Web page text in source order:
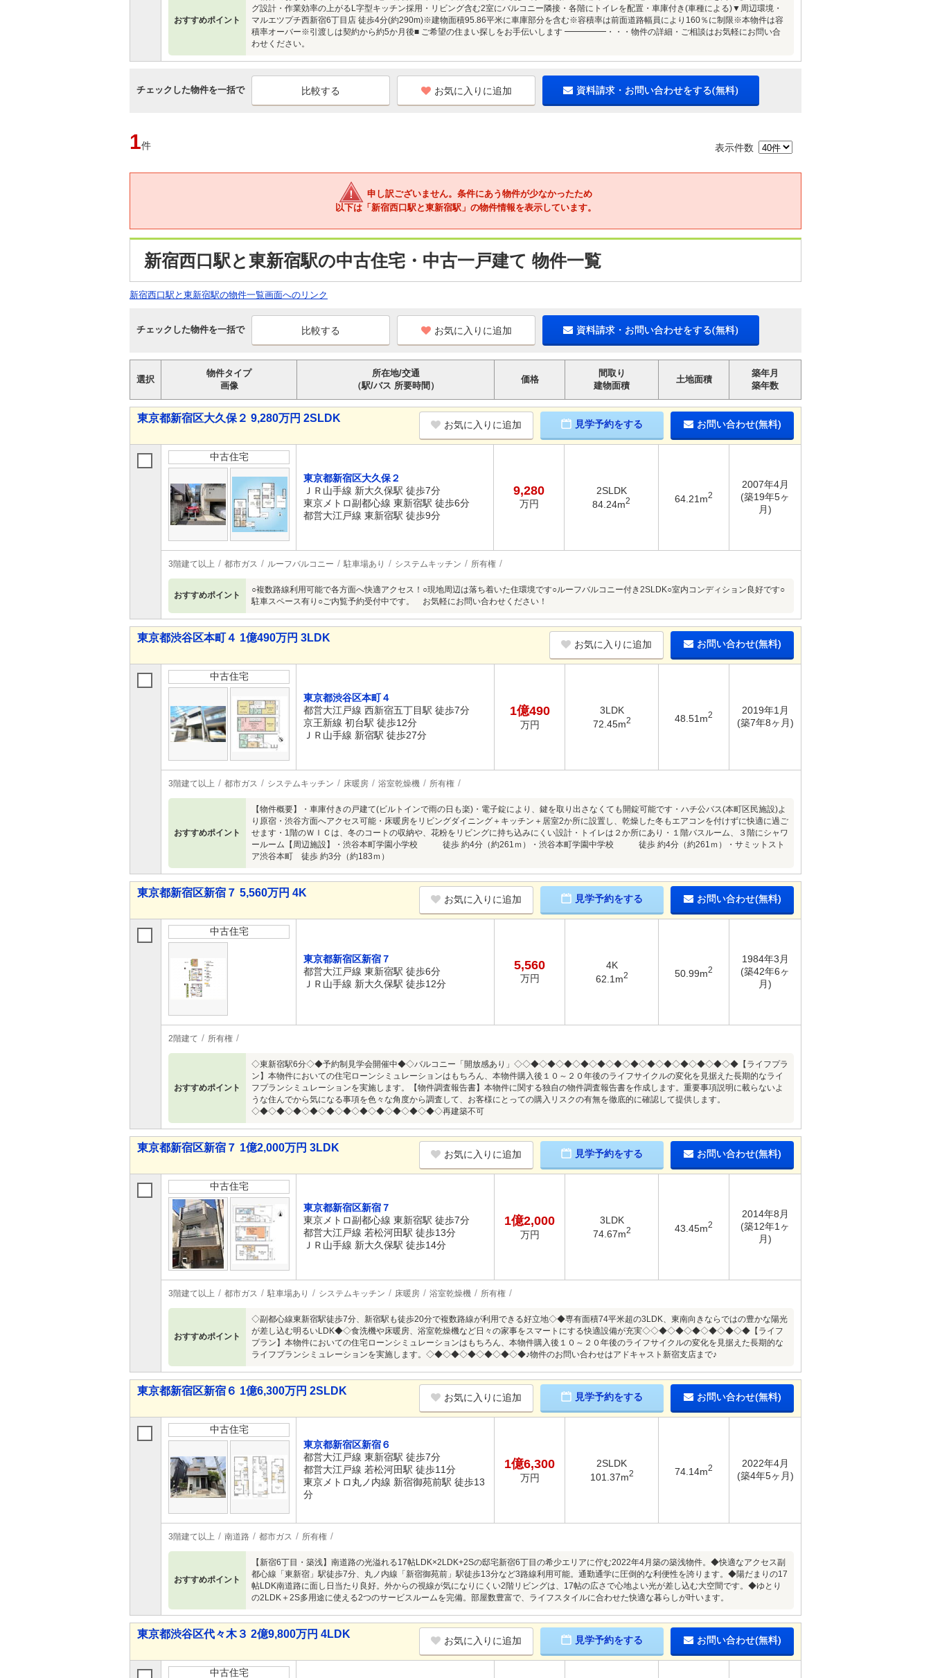
おすすめポイント
グ設計・作業効率の上がるL字型キッチン採用・リビング含む2室にバルコニー隣接・各階にトイレを配置・車庫付き(車種による)▼周辺環境・
マルエツプチ西新宿6丁目店 徒歩4分(約290m)※建物面積95.86平米に車庫部分を含む※容積率は前面道路幅員により160％に制限※本物件は容
積率オーバー※引渡しは契約から約5か月後■ ご希望の住まい探しをお手伝いします ━━━━━・・・物件の詳細・ご相談はお気軽にお問い合
わせください。
チェックした物件を一括で お気に入りに追加 資料請求・お問い合わせをする(無料)
1件 表示件数
申し訳ございません。条件にあう物件が少なかったため
以下は「新宿西口駅と東新宿駅」の物件情報を表示しています。
新宿西口駅と東新宿駅の中古住宅・中古一戸建て 物件一覧
新宿西口駅と東新宿駅の物件一覧画面へのリンク
チェックした物件を一括で お気に入りに追加 資料請求・お問い合わせをする(無料)
選択
物件タイプ
画像
所在地/交通
（駅/バス 所要時間）
価格
間取り
建物面積
土地面積
築年月
築年数
東京都新宿区大久保２ 9,280万円 2SLDK
お気に入りに追加 見学予約をする お問い合わせ(無料)
中古住宅
東京都新宿区大久保２
ＪＲ山手線 新大久保駅 徒歩7分
東京メトロ副都心線 東新宿駅 徒歩6分
都営大江戸線 東新宿駅 徒歩9分
9,280
万円
2SLDK
84.24m2 64.21m2
2007年4月
(築19年5ヶ
月)
3階建て以上 都市ガス ルーフバルコニー 駐車場あり システムキッチン 所有権
おすすめポイント
○複数路線利用可能で各方面へ快適アクセス！○現地周辺は落ち着いた住環境です○ルーフバルコニー付き2SLDK○室内コンディション良好です○
駐車スペース有り○ご内覧予約受付中です。 お気軽にお問い合わせください！
東京都渋谷区本町４ 1億490万円 3LDK
お気に入りに追加 お問い合わせ(無料)
中古住宅
東京都渋谷区本町４
都営大江戸線 西新宿五丁目駅 徒歩7分
京王新線 初台駅 徒歩12分
ＪＲ山手線 新宿駅 徒歩27分
1億490
万円
3LDK
72.45m2 48.51m2
2019年1月
(築7年8ヶ月)
3階建て以上 都市ガス システムキッチン 床暖房 浴室乾燥機 所有権
おすすめポイント
【物件概要】・車庫付きの戸建て(ビルトインで雨の日も楽)・電子錠により、鍵を取り出さなくても開錠可能です・ハチ公バス(本町区民施設)よ
り原宿・渋谷方面へアクセス可能・床暖房をリビングダイニング＋キッチン＋居室2か所に設置し、乾燥した冬もエアコンを付けずに快適に過ご
せます・1階のＷＩＣは、冬のコートの収納や、花粉をリビングに持ち込みにくい設計・トイレは２か所にあり・１階バスルーム、３階にシャワ
ールーム【周辺施設】・渋谷本町学園小学校 徒歩 約4分（約261ｍ）・渋谷本町学園中学校 徒歩 約4分（約261ｍ）・サミットスト
ア渋谷本町 徒歩 約3分（約183ｍ）
東京都新宿区新宿７ 5,560万円 4K
お気に入りに追加 見学予約をする お問い合わせ(無料)
中古住宅
東京都新宿区新宿７
都営大江戸線 東新宿駅 徒歩6分
ＪＲ山手線 新大久保駅 徒歩12分
5,560
万円
4K
62.1m2 50.99m2
1984年3月
(築42年6ヶ
月)
2階建て 所有権
おすすめポイント
◇東新宿駅6分◇◆予約制見学会開催中◆◇バルコニー「開放感あり」◇◇◆◇◆◇◆◇◆◇◆◇◆◇◆◇◆◇◆◇◆◇◆◇◆◇◆【ライフプラ
ン】本物件においての住宅ローンシミュレーションはもちろん、本物件購入後１０～２０年後のライフサイクルの変化を見据えた長期的なライ
フプランシミュレーションを実施します。【物件調査報告書】本物件に関する独自の物件調査報告書を作成します。重要事項説明に載らないよ
うな住んでから気になる事項を色々な角度から調査して、お客様にとっての購入リスクの有無を徹底的に確認して提供します。
◇◆◇◆◇◆◇◆◇◆◇◆◇◆◇◆◇◆◇◆◇◆◇再建築不可
東京都新宿区新宿７ 1億2,000万円 3LDK
お気に入りに追加 見学予約をする お問い合わせ(無料)
中古住宅
東京都新宿区新宿７
東京メトロ副都心線 東新宿駅 徒歩7分
都営大江戸線 若松河田駅 徒歩13分
ＪＲ山手線 新大久保駅 徒歩14分
1億2,000
万円
3LDK
74.67m2 43.45m2
2014年8月
(築12年1ヶ
月)
3階建て以上 都市ガス 駐車場あり システムキッチン 床暖房 浴室乾燥機 所有権
おすすめポイント
◇副都心線東新宿駅徒歩7分、新宿駅も徒歩20分で複数路線が利用できる好立地◇◆専有面積74平米超の3LDK、東南向きならではの豊かな陽光
が差し込む明るいLDK◆◇食洗機や床暖房、浴室乾燥機など日々の家事をスマートにする快適設備が充実◇◇◆◇◆◇◆◇◆◇◆◇◆【ライフ
プラン】本物件においての住宅ローンシミュレーションはもちろん、本物件購入後１０～２０年後のライフサイクルの変化を見据えた長期的な
ライフプランシミュレーションを実施します。◇◆◇◆◇◆◇◆◇◆◇◆♪物件のお問い合わせはアドキャスト新宿支店まで♪
東京都新宿区新宿６ 1億6,300万円 2SLDK
お気に入りに追加 見学予約をする お問い合わせ(無料)
中古住宅
東京都新宿区新宿６
都営大江戸線 東新宿駅 徒歩7分
都営大江戸線 若松河田駅 徒歩11分
東京メトロ丸ノ内線 新宿御苑前駅 徒歩13
分
1億6,300
万円
2SLDK
101.37m2 74.14m2
2022年4月
(築4年5ヶ月)
3階建て以上 南道路 都市ガス 所有権
おすすめポイント
【新宿6丁目・築浅】南道路の光溢れる17帖LDK×2LDK+2Sの邸宅新宿6丁目の希少エリアに佇む2022年4月築の築浅物件。◆快適なアクセス副
都心線「東新宿」駅徒歩7分、丸ノ内線「新宿御苑前」駅徒歩13分など3路線利用可能。通勤通学に圧倒的な利便性を誇ります。◆陽だまりの17
帖LDK南道路に面し日当たり良好。外からの視線が気になりにくい2階リビングは、17帖の広さで心地よい光が差し込む大空間です。◆ゆとり
の2LDK＋2S多用途に使える2つのサービスルームを完備。部屋数豊富で、ライフスタイルに合わせた快適な暮らしが叶います。
東京都渋谷区代々木３ 2億9,800万円 4LDK
お気に入りに追加 見学予約をする お問い合わせ(無料)
中古住宅